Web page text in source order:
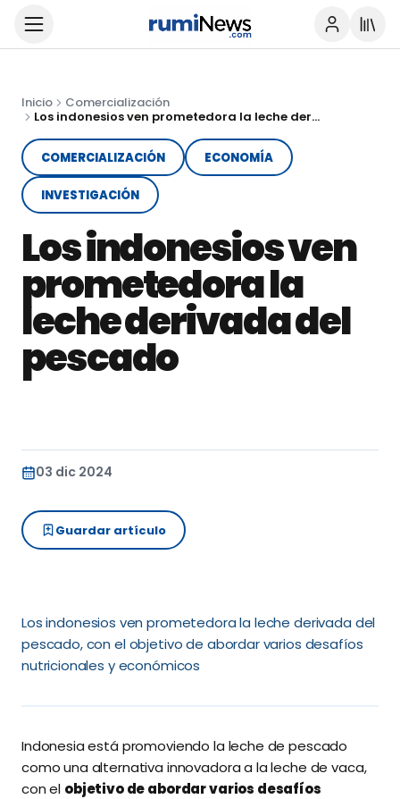
Inicio
Comercialización
Los indonesios ven prometedora la leche derivada del pescado
COMERCIALIZACIÓN ECONOMÍA
INVESTIGACIÓN
Los indonesios ven
prometedora la
leche derivada del
pescado
03 dic 2024
Guardar artículo
Los indonesios ven prometedora la leche derivada del
pescado, con el objetivo de abordar varios desafíos
nutricionales y económicos
Indonesia está promoviendo la leche de pescado
como una alternativa innovadora a la leche de vaca,
con el objetivo de abordar varios desafíos